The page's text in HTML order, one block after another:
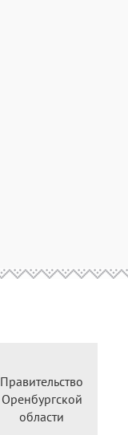
Правительство
Оренбургской
области